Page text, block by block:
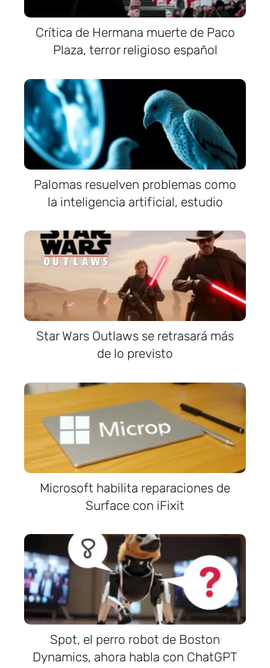
Crítica de Hermana muerte de Paco
Plaza, terror religioso español
Palomas resuelven problemas como
la inteligencia artificial, estudio
Star Wars Outlaws se retrasará más
de lo previsto
Microsoft habilita reparaciones de
Surface con iFixit
Spot, el perro robot de Boston
Dynamics, ahora habla con ChatGPT